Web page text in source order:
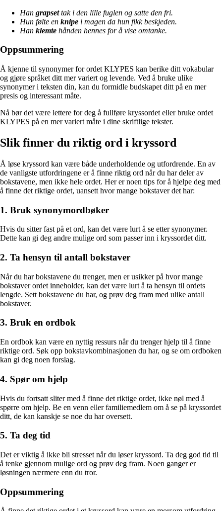
Han grapsettak i den lille fuglen og satte den fri.
Hun følte en knipe i magen da hun fikk beskjeden.
Han klemte hånden hennes for å vise omtanke.
Oppsummering
Å kjenne til synonymer for ordet KLYPES kan berike ditt vokabular
og gjøre språket ditt mer variert og levende. Ved å bruke ulike
synonymer i teksten din, kan du formidle budskapet ditt på en mer
presis og interessant måte.
Nå bør det være lettere for deg å fullføre kryssordet eller bruke ordet
KLYPES på en mer variert måte i dine skriftlige tekster.
Slik finner du riktig ord i kryssord
Å løse kryssord kan være både underholdende og utfordrende. En av
de vanligste utfordringene er å finne riktig ord når du har deler av
bokstavene, men ikke hele ordet. Her er noen tips for å hjelpe deg med
å finne det riktige ordet, uansett hvor mange bokstaver det har:
1. Bruk synonymordbøker
Hvis du sitter fast på et ord, kan det være lurt å se etter synonymer.
Dette kan gi deg andre mulige ord som passer inn i kryssordet ditt.
2. Ta hensyn til antall bokstaver
Når du har bokstavene du trenger, men er usikker på hvor mange
bokstaver ordet inneholder, kan det være lurt å ta hensyn til ordets
lengde. Sett bokstavene du har, og prøv deg fram med ulike antall
bokstaver.
3. Bruk en ordbok
En ordbok kan være en nyttig ressurs når du trenger hjelp til å finne
riktige ord. Søk opp bokstavkombinasjonen du har, og se om ordboken
kan gi deg noen forslag.
4. Spør om hjelp
Hvis du fortsatt sliter med å finne det riktige ordet, ikke nøl med å
spørre om hjelp. Be en venn eller familiemedlem om å se på kryssordet
ditt, de kan kanskje se noe du har oversett.
5. Ta deg tid
Det er viktig å ikke bli stresset når du løser kryssord. Ta deg god tid til
å tenke gjennom mulige ord og prøv deg fram. Noen ganger er
løsningen nærmere enn du tror.
Oppsummering